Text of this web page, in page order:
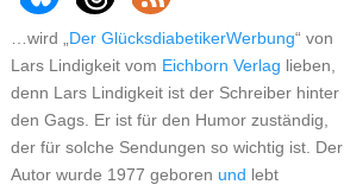
…wird „ Der Glücksdiabetiker
“ von
Lars Lindigkeit vom Eichborn Verlag lieben,
denn Lars Lindigkeit ist der Schreiber hinter
den Gags. Er ist für den Humor zuständig,
der für solche Sendungen so wichtig ist. Der
Autor wurde 1977 geboren und lebt